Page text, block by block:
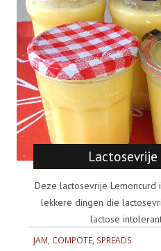
Lactosevrije
Deze lactosevrije Lemoncurd
lekkere dingen die
lactose
JAM, COMPOTE, SPREADS